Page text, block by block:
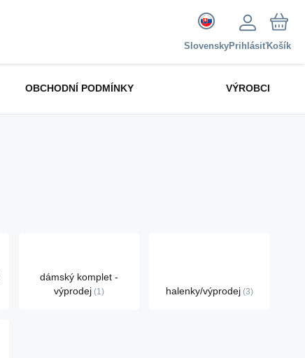
SlovenskyPrihlásiťKošík
OBCHODNÍ PODMÍNKY VÝROBCI
dámský komplet -
výprodej 1 halenky/výprodej 3